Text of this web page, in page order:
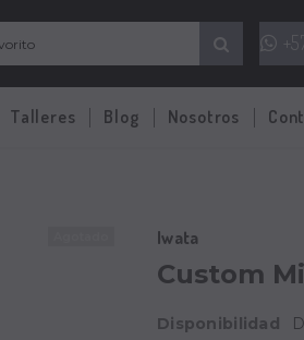
Talleres Blog Nosotros
Iwata
Custom
Disponibilidad